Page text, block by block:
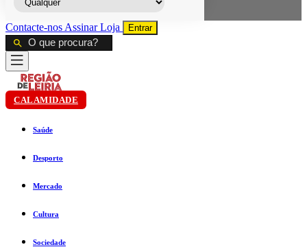
Contacte-nos AssinarLoja Entrar
CALAMIDADE
Saúde
Desporto
Mercado
Cultura
Sociedade